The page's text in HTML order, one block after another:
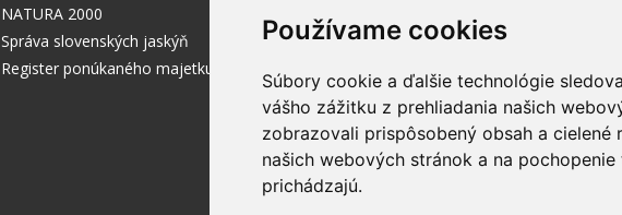
Používame cookies
Súbory cookie a ďalšie technológie
vášho zážitku z prehliadania našich
zobrazovali prispôsobený obsah a cielené
našich webových stránok a na
prichádzajú.
NATURA 2000
Správa slovenských jaskýň
Register ponúkaného majetku štátu